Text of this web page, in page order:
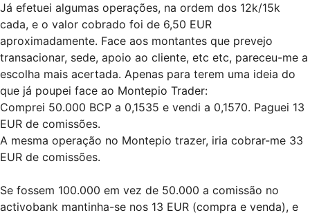
Já efetuei algumas operações, na ordem dos 12k/15k
cada, e o valor cobrado foi de 6,50 EUR
aproximadamente. Face aos montantes que prevejo
transacionar, sede, apoio ao cliente, etc etc, pareceu-me a
escolha mais acertada. Apenas para terem uma ideia do
que já poupei face ao Montepio Trader:
Comprei 50.000 BCP a 0,1535 e vendi a 0,1570. Paguei 13
EUR de comissões.
A mesma operação no Montepio trazer, iria cobrar-me 33
EUR de comissões.
Se fossem 100.000 em vez de 50.000 a comissão no
activobank mantinha-se nos 13 EUR (compra e venda), e